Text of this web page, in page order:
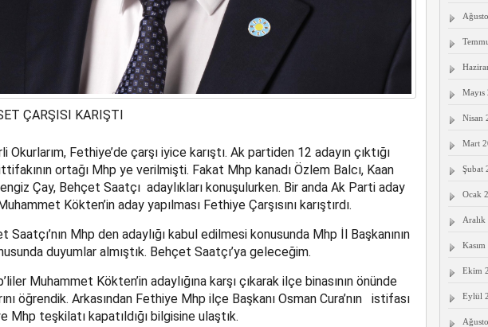
ÇARŞISI KARIŞTI
Okurlarım, Fethiye’de çarşı iyice karıştı. Ak partiden 12 adayın çıktığı
ortağı Mhp ye verilmişti. Fakat Mhp kanadı Özlem Balcı, Kaan
Çay, Behçet Saatçı adaylıkları konuşulurken. Bir anda Ak Parti aday
Kökten’in aday yapılması Fethiye Çarşısını karıştırdı.
Saatçı’nın Mhp den adaylığı kabul edilmesi konusunda Mhp İl Başkanının
duyumlar almıştık. Behçet Saatçı’ya geleceğim.
Muhammet Kökten’in adaylığına karşı çıkarak ilçe binasının önünde
öğrendik. Arkasından Fethiye Mhp ilçe Başkanı Osman Cura’nın istifası
Mhp teşkilatı kapatıldığı bilgisine ulaştık.
Mayıs
Nisan
Mart
Şubat
Ocak
Aralık
Ekim
Eylül